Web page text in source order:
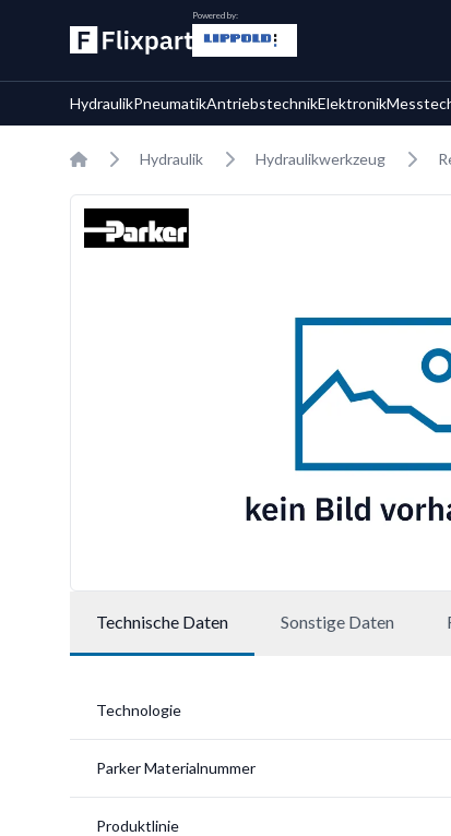
Powered by:
HydraulikPneumatikAntriebstechnikElektronik
Home Hydraulik Hydraulikwerkzeug
Technische Daten Sonstige Daten
Technologie
Parker Materialnummer
Produktlinie